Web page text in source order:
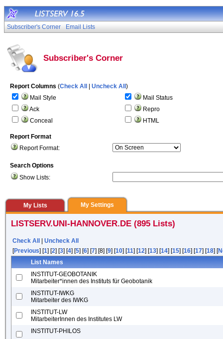
Subscriber's Corner Email Lists
Subscriber's Corner
Report Columns (Check All Uncheck All )
Mail Style
Mail Status
Ack
Repro
Conceal
HTML
Report Format
Report Format:
Search Options
Show Lists:
My Lists My Settings
LISTSERV.UNI-HANNOVER.DE (895 Lists)
Check All
Uncheck All
[Previous] [1] [2] [3] [4] [5] [6] [7] [8] [9] [10] [11] [12] [13] [14] [15] [16] [17] [18] [
List Names
INSTITUT-GEOBOTANIK
Mitarbeiter*innen des Instituts für Geobotanik
INSTITUT-IWKG
Mitarbeiter des IWKG
INSTITUT-LW
MitarbeiterInnen des Institutes LW
INSTITUT-PHILOS